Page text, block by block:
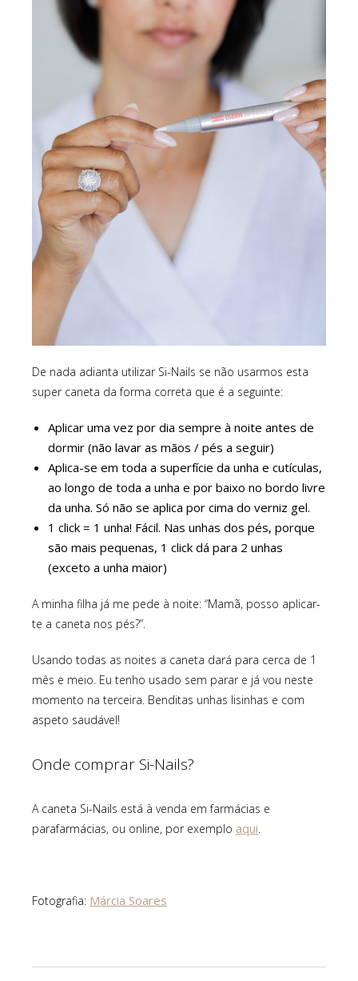
De nada adianta utilizar Si-Nails se não usarmos esta
super caneta da forma correta que é a seguinte:
Aplicar uma vez por dia sempre à noite antes de
dormir (não lavar as mãos / pés a seguir)
Aplica-se em toda a superfície da unha e cutículas,
ao longo de toda a unha e por baixo no bordo livre
da unha. Só não se aplica por cima do verniz gel.
1 click = 1 unha! Fácil. Nas unhas dos pés, porque
são mais pequenas, 1 click dá para 2 unhas
(exceto a unha maior)
A minha filha já me pede à noite: “Mamã, posso aplicar-
te a caneta nos pés?”.
Usando todas as noites a caneta dará para cerca de 1
mês e meio. Eu tenho usado sem parar e já vou neste
momento na terceira. Benditas unhas lisinhas e com
aspeto saudável!
Onde comprar Si-Nails?
A caneta Si-Nails está à venda em farmácias e
parafarmácias, ou online, por exemplo aqui.
Fotografia: Márcia Soares